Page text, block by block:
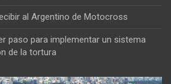
al Argentino de Motocross
paso para implementar un sistema
de la tortura